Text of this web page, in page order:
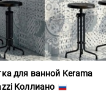
для ванной Kerama
Коллиано